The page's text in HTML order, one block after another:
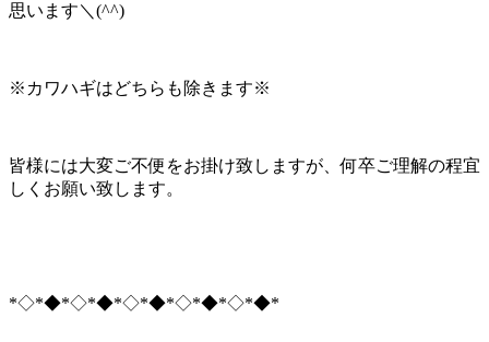
思います＼(^^)
※カワハギはどちらも除きます※
皆様には大変ご不便をお掛け致しますが、何卒ご理解の程宜
しくお願い致します。
*◇*◆*◇*◆*◇*◆*◇*◆*◇*◆*